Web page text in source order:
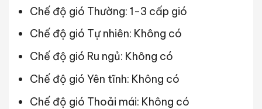
Chế độ gió Thường: 1-3 cấp gió
Chế độ gió Tự nhiên: Không có
Chế độ gió Ru ngủ: Không có
Chế độ gió Yên tĩnh: Không có
Chế độ gió Thoải mái: Không có